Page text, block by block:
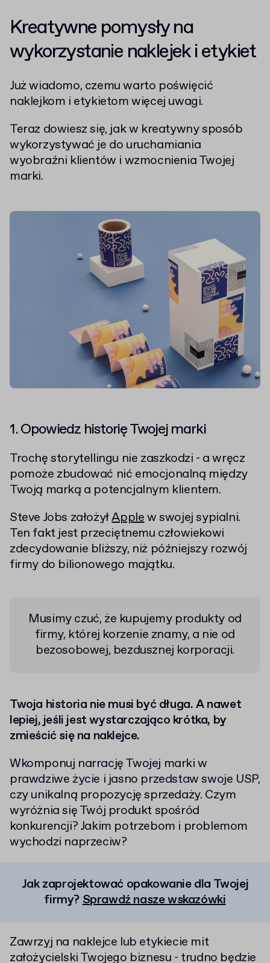
Kreatywne pomysły na
wykorzystanie naklejek i etykiet
Już wiadomo, czemu warto poświęcić
naklejkom i etykietom więcej uwagi.
Teraz dowiesz się, jak w kreatywny sposób
wykorzystywać je do uruchamiania
wyobraźni klientów i wzmocnienia Twojej
marki.
1. Opowiedz historię Twojej marki
Trochę storytellingu nie zaszkodzi - a wręcz
pomoże zbudować nić emocjonalną między
Twoją marką a potencjalnym klientem.
Steve Jobs założyłApplew swojej sypialni.
Ten fakt jest przeciętnemu człowiekowi
zdecydowanie bliższy, niż późniejszy rozwój
firmy do bilionowego majątku.
Musimy czuć, że kupujemy produkty od
firmy, której korzenie znamy, a nie od
bezosobowej, bezdusznej korporacji.
Twoja historia nie musi być długa. A nawet
lepiej, jeśli jest wystarczająco krótka, by
zmieścić się na naklejce.
Wkomponuj narrację Twojej marki w
prawdziwe życie i jasno przedstaw swoje USP,
czy unikalną propozycję sprzedaży. Czym
wyróżnia się Twój produkt spośród
konkurencji? Jakim potrzebom i problemom
wychodzi naprzeciw?
Jak zaprojektować opakowanie dla Twojej
firmy?Sprawdź nasze wskazówki
Zawrzyj na naklejce lub etykiecie mit
założycielski Twojego biznesu - trudno będzie